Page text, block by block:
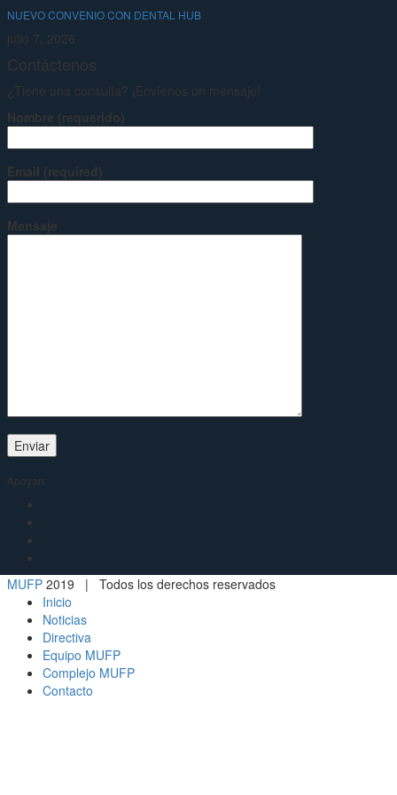
NUEVO CONVENIO CON DENTAL HUB
julio 7, 2026
Contáctenos
¿Tiene una consulta? ¡Envíenos un mensaje!
Nombre (requerido)
Email (required)
Mensaje
Apoyan:
MUFP 2019 | Todos los derechos reservados
Inicio
Noticias
Directiva
Equipo MUFP
Complejo MUFP
Contacto